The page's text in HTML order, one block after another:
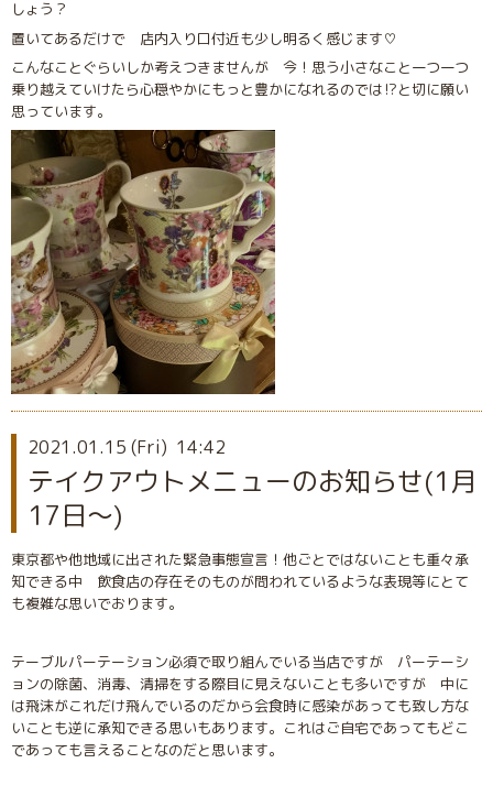
しょう？
置いてあるだけで 店内入り口付近も少し明るく感じます♡
こんなことぐらいしか考えつきませんが 今！思う小さなこと一つ一つ
乗り越えていけたら心穏やかにもっと豊かになれるのでは⁉︎と切に願い
思っています。
2021.01.15 (Fri) 14:42
テイクアウトメニューのお知らせ(1月
17日〜)
東京都や他地域に出された緊急事態宣言！他ごとではないことも重々承
知できる中 飲食店の存在そのものが問われているような表現等にとて
も複雑な思いでおります。
テーブルパーテーション必須で取り組んでいる当店ですが パーテーシ
ョンの除菌、消毒、清掃をする際目に見えないことも多いですが 中に
は飛沫がこれだけ飛んでいるのだから会食時に感染があっても致し方な
いことも逆に承知できる思いもあります。これはご自宅であってもどこ
であっても言えることなのだと思います。